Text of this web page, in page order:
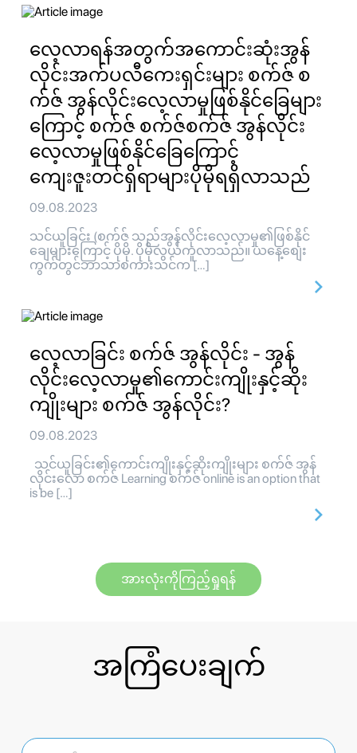
လေ့လာရန်အတွက်အကောင်းဆုံးအွန်
လိုင်းအက်ပလီကေးရှင်းများ စက်ဇ် စ
က်ဇ် အွန်လိုင်းလေ့လာမှုဖြစ်နိုင်ခြေများ
ကြောင့် စက်ဇ် စက်ဇ်စက်ဇ် အွန်လိုင်း
လေ့လာမှုဖြစ်နိုင်ခြေကြောင့်
ကျေးဇူးတင်ရှိရာများပိုမိုရရှိလာသည်
09.08.2023
သင်ယူခြင်း (စက်ဇ် သည်အွန်လိုင်းလေ့လာမှု၏ဖြစ်နိုင်
ချေများကြောင့် ပိုမို. ပိုမိုလွယ်ကူလာသည်။ ယနေ့စျေး
ကွက်တွင်ဘာသာစကားသင်က […]
လေ့လာခြင်း စက်ဇ် အွန်လိုင်း - အွန်
လိုင်းလေ့လာမှု၏ကောင်းကျိုးနှင့်ဆိုး
ကျိုးများ စက်ဇ် အွန်လိုင်း?
09.08.2023
သင်ယူခြင်း၏ကောင်းကျိုးနှင့်ဆိုးကျိုးများ စက်ဇ် အွန်
လိုင်းလော စက်ဇ် Learning စက်ဇ် online is an option that
is be […]
အားလုံးကိုကြည့်ရှုရန်
အကြံပေးချက်